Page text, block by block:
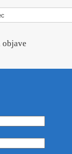
objave